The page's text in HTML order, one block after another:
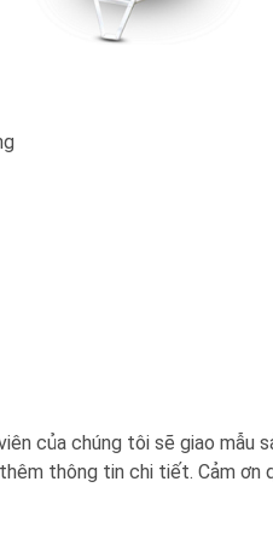
của chúng tôi sẽ giao mẫu
thông tin chi tiết. Cảm ơn